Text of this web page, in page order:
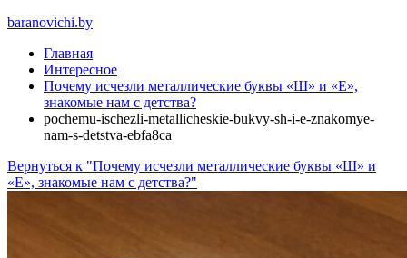
baranovichi.by
Главная
Интересное
Почему исчезли металлические буквы «Ш» и «Е»,
знакомые нам с детства?
pochemu-ischezli-metallicheskie-bukvy-sh-i-e-znakomye-
nam-s-detstva-ebfa8ca
Вернуться к "Почему исчезли металлические буквы «Ш» и
«Е», знакомые нам с детства?"